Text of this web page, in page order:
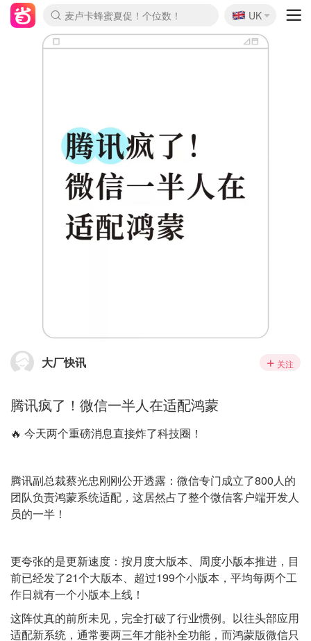
麦卢卡蜂蜜夏促！个位数！
Prada/Miu 4.8折！
啥？必胜客披萨5折！
🇬🇧
UK
大厂快讯 关注
腾讯疯了！微信一半人在适配鸿蒙
🔥 今天两个重磅消息直接炸了科技圈！
腾讯副总裁蔡光忠刚刚公开透露：微信专门成立了800人的
团队负责鸿蒙系统适配，这居然占了整个微信客户端开发人
员的一半！
更夸张的是更新速度：按月度大版本、周度小版本推进，目
前已经发了21个大版本、超过199个小版本，平均每两个工
作日就有一个小版本上线！
这阵仗真的前所未见，完全打破了行业惯例。以往头部应用
适配新系统，通常要两三年才能补全功能，而鸿蒙版微信只